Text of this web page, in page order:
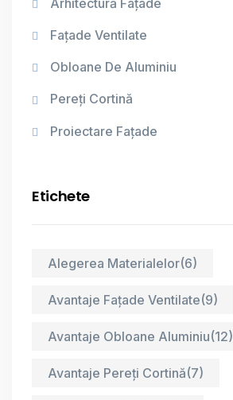
Arhitectură Fațade
Fațade Ventilate
Obloane De Aluminiu
Pereți Cortină
Proiectare Fațade
Etichete
Alegerea Materialelor(6)
Avantaje Fațade Ventilate(9)
Avantaje Obloane Aluminiu(12)
Avantaje Pereți Cortină(7)